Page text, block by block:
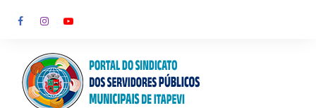
para
conteúdo